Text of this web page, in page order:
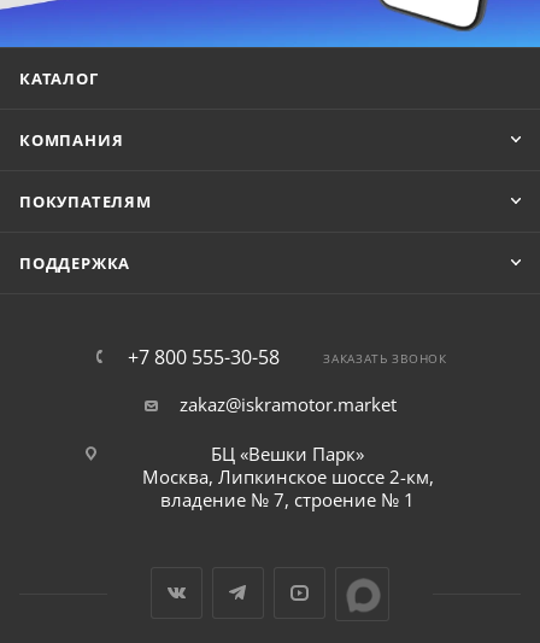
КАТАЛОГ
КОМПАНИЯ
ПОКУПАТЕЛЯМ
ПОДДЕРЖКА
+7 800 555-30-58 ЗАКАЗАТЬ ЗВОНОК
zakaz@iskramotor.market
БЦ «Вешки Парк»
Москва, Липкинское шоссе 2-км,
владение № 7, строение № 1